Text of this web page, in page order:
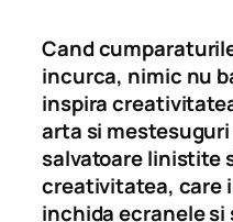
Cand
incurca, nimic nu
inspira
arta si
salvatoare linistite
creativitatea, care
inchida ecranele si